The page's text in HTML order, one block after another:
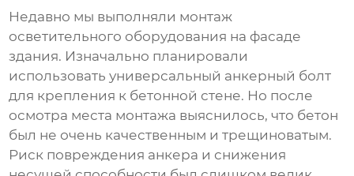
Недавно мы выполняли монтаж
осветительного оборудования на фасаде
здания. Изначально планировали
использоватьуниверсальный анкерный болт
для крепления к бетонной стене. Но после
осмотра места монтажа выяснилось, что бетон
был не очень качественным и трещиноватым.
Риск повреждения анкера и снижения